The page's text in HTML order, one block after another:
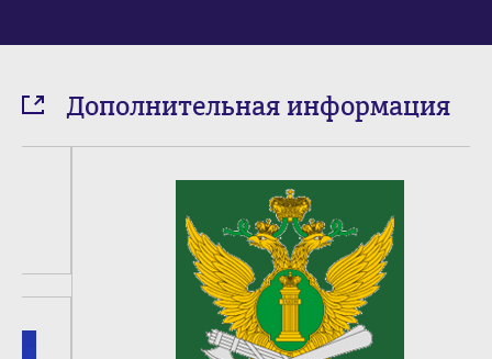
Дополнительная информация